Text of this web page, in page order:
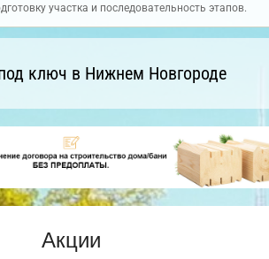
участка и последовательность этапов.
ключ в Нижнем Новгороде
Акции